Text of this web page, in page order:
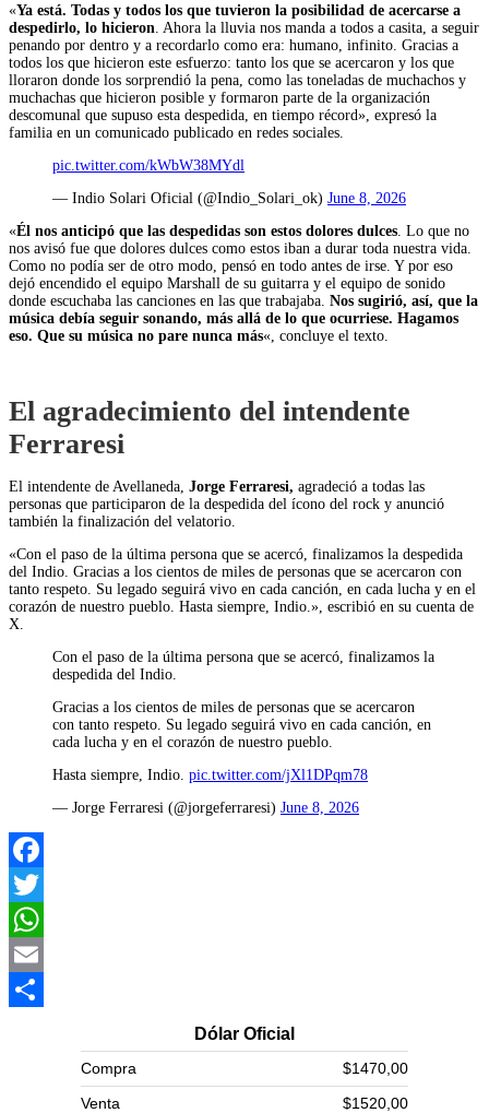
«Ya está. Todas y todos los que tuvieron la posibilidad de acercarse a
despedirlo, lo hicieron . Ahora la lluvia nos manda a todos a casita, a seguir
penando por dentro y a recordarlo como era: humano, infinito. Gracias a
todos los que hicieron este esfuerzo: tanto los que se acercaron y los que
lloraron donde los sorprendió la pena, como las toneladas de muchachos y
muchachas que hicieron posible y formaron parte de la organización
descomunal que supuso esta despedida, en tiempo récord», expresó la
familia en un comunicado publicado en redes sociales.
pic.twitter.com/kWbW38MYdl
— Indio Solari Oficial (@Indio_Solari_ok) June 8, 2026
«Él nos anticipó que las despedidas son estos dolores dulces . Lo que no
nos avisó fue que dolores dulces como estos iban a durar toda nuestra vida.
Como no podía ser de otro modo, pensó en todo antes de irse. Y por eso
dejó encendido el equipo Marshall de su guitarra y el equipo de sonido
donde escuchaba las canciones en las que trabajaba. Nos sugirió, así, que la
música debía seguir sonando, más allá de lo que ocurriese. Hagamos
eso. Que su música no pare nunca más«, concluye el texto.
El agradecimiento del intendente
Ferraresi
El intendente de Avellaneda, Jorge Ferraresi, agradeció a todas las
personas que participaron de la despedida del ícono del rock y anunció
también la finalización del velatorio.
«Con el paso de la última persona que se acercó, finalizamos la despedida
del Indio. Gracias a los cientos de miles de personas que se acercaron con
tanto respeto. Su legado seguirá vivo en cada canción, en cada lucha y en el
corazón de nuestro pueblo. Hasta siempre, Indio.», escribió en su cuenta de
X.
Con el paso de la última persona que se acercó, finalizamos la
despedida del Indio.
Gracias a los cientos de miles de personas que se acercaron
con tanto respeto. Su legado seguirá vivo en cada canción, en
cada lucha y en el corazón de nuestro pueblo.
Hasta siempre, Indio. pic.twitter.com/jXl1DPqm78
— Jorge Ferraresi (@jorgeferraresi) June 8, 2026
Facebook
Twitter
WhatsApp
Email
Dólar Oficial
Compra
$1470,00
Venta
$1520,00